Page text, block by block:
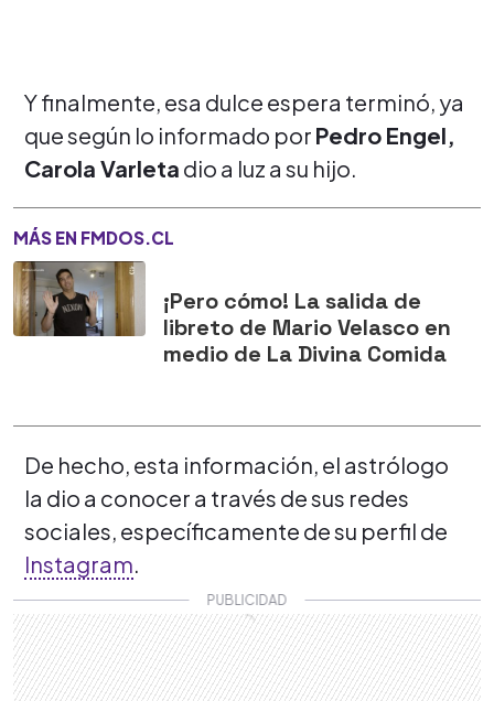
Y finalmente, esa dulce espera terminó, ya
que según lo informado por Pedro Engel,
Carola Varleta dio a luz a su hijo.
MÁS EN FMDOS.CL
¡Pero cómo! La salida de
libreto de Mario Velasco en
medio de La Divina Comida
De hecho, esta información, el astrólogo
la dio a conocer a través de sus redes
sociales, específicamente de su perfil de
Instagram.